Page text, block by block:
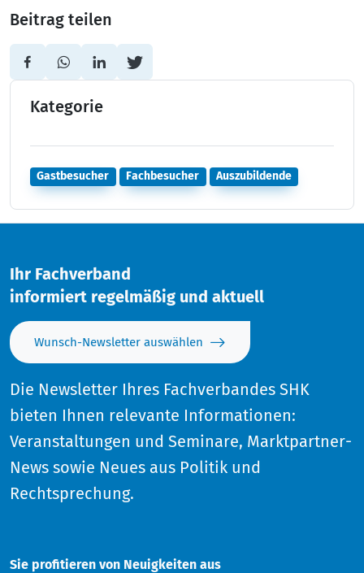
Beitrag teilen
Kategorie
Gastbesucher Fachbesucher Auszubildende
Ihr Fachverband
informiert regelmäßig und aktuell
Wunsch-Newsletter auswählen
Die Newsletter Ihres Fachverbandes SHK
bieten Ihnen relevante Informationen:
Veranstaltungen und Seminare, Marktpartner-
News sowie Neues aus Politik und
Rechtsprechung.
Sie profitieren von Neuigkeiten aus